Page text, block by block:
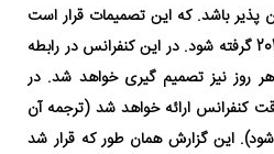
پذیر باشد. که این تصمیمات قرار است
در جلسه مجازی کنفرانس در 2022 گرفته شود. در این کنفرانس در رابطه
روز نیز تصمیم گیری خواهد شد. در
2021 گزارش موقت کنفرانس ارائه خواهد شد (ترجمه آن
می شود). این گزارش همان طور که قرار شد